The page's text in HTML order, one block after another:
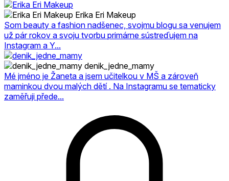
Erika Eri Makeup
Som beauty a fashion nadšenec, svojmu blogu sa venujem
už pár rokov a svoju tvorbu primárne sústreďujem na
Instagram a Y...
denik_jedne_mamy
Mé jméno je Žaneta a jsem učitelkou v MŠ a zároveň
maminkou dvou malých dětí . Na Instagramu se tematicky
zaměřuji přede...